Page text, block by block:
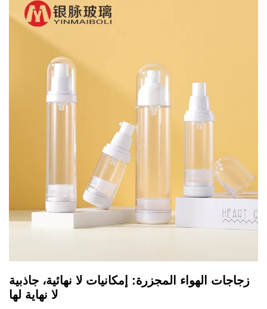
زجاجات الهواء المجزرة: إمكانيات لا نهائية، جاذبية
لا نهاية لها